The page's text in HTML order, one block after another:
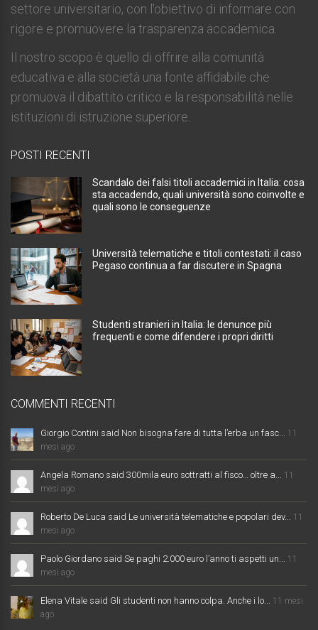
settore universitario, con l'obiettivo di informare con
rigore e promuovere la trasparenza accademica.
Il nostro scopo è quello di offrire alla comunità
educativa e alla società una fonte affidabile che
promuova il dibattito critico e la responsabilità nelle
istituzioni di istruzione superiore.
POSTI RECENTI
Scandalo dei falsi titoli accademici in Italia: cosa
sta accadendo, quali università sono coinvolte e
quali sono le conseguenze
Università telematiche e titoli contestati: il caso
Pegaso continua a far discutere in Spagna
Studenti stranieri in Italia: le denunce più
frequenti e come difendere i propri diritti
COMMENTI RECENTI
Giorgio Contini said Non bisogna fare di tutta l’erba un fasc...
11
mesi ago
Angela Romano said 300mila euro sottratti al fisco… oltre a...
11
mesi ago
Roberto De Luca said Le università telematiche e popolari dev...
11
mesi ago
Paolo Giordano said Se paghi 2.000 euro l’anno ti aspetti un...
11
mesi ago
Elena Vitale said Gli studenti non hanno colpa. Anche i lo...
11 mesi
ago